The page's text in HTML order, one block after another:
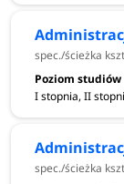
spec./ścieżka
I stopnia, II
spec./ścieżka